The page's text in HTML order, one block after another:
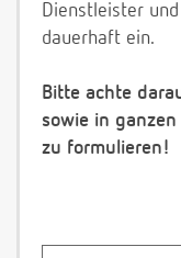
Dienstleister
dauerhaft ein.
Bitte achte
sowie in
zu formulieren!